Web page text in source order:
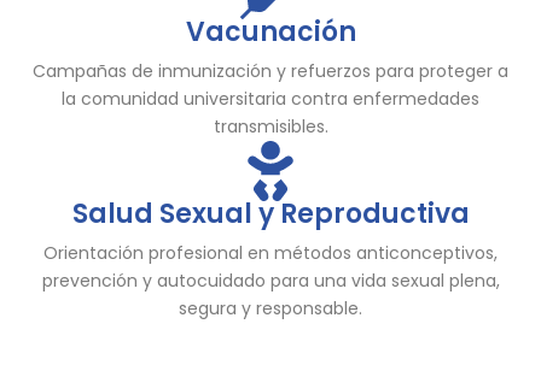
Vacunación
Campañas de inmunización y refuerzos para proteger a
la comunidad universitaria contra enfermedades
transmisibles.
Salud Sexual y Reproductiva
Orientación profesional en métodos anticonceptivos,
prevención y autocuidado para una vida sexual plena,
segura y responsable.